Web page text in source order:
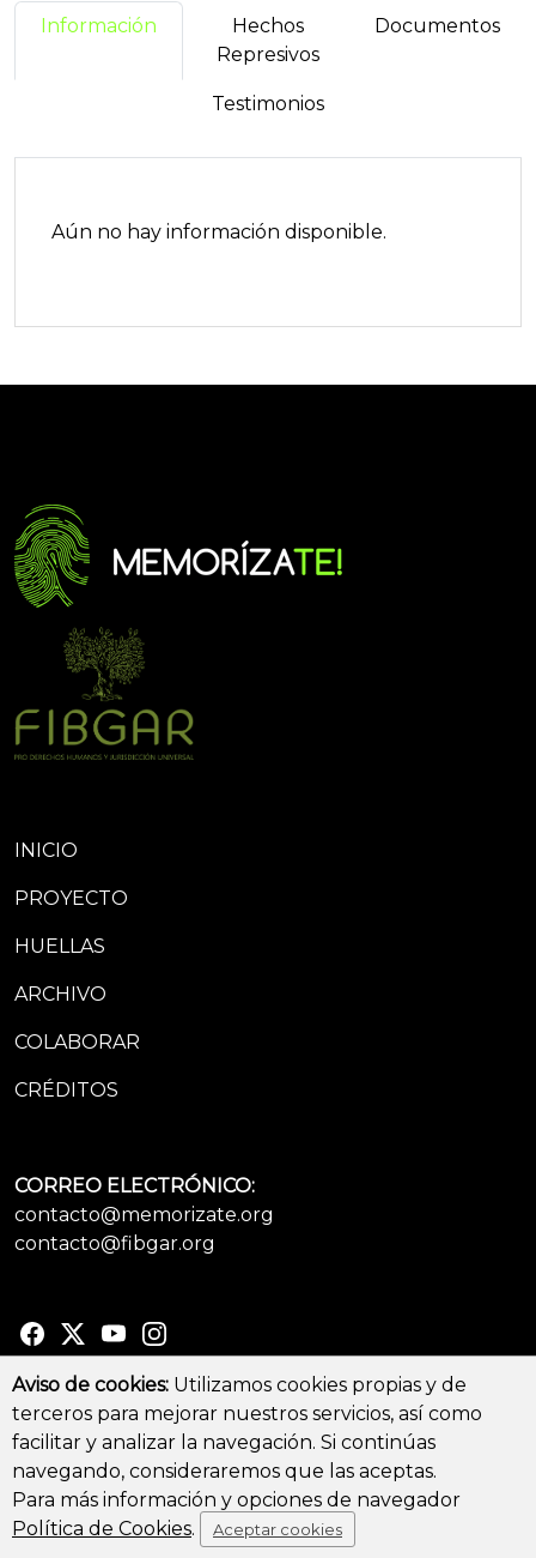
Información
Hechos
Represivos
Documentos
Testimonios
Aún no hay información disponible.
INICIO
PROYECTO
HUELLAS
ARCHIVO
COLABORAR
CRÉDITOS
CORREO ELECTRÓNICO:
contacto@memorizate.org
contacto@fibgar.org
© Copyright 2026 - All Rights Reserved
Aviso legal y Política de privacidad -Política de cookies
Aviso de cookies: Utilizamos cookies propias y de
terceros para mejorar nuestros servicios, así como
facilitar y analizar la navegación. Si continúas
navegando, consideraremos que las aceptas.
Para más información y opciones de navegador
Política de Cookies. Aceptar cookies